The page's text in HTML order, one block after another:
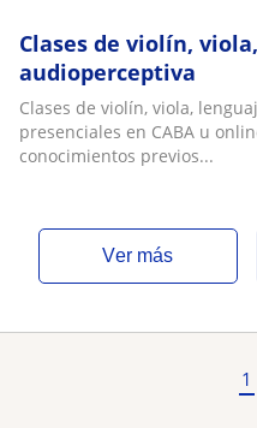
Clases de violín,
audioperceptiva
Clases de violín, viola,
presenciales en CABA u
conocimientos previos...
ver más
1